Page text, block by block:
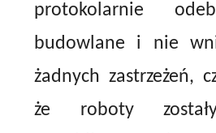
protokolarnie
budowlane i nie
żadnych zastrzeżeń,
że roboty